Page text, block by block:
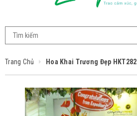
Trang Chủ Hoa Khai Trương Đẹp HKT282